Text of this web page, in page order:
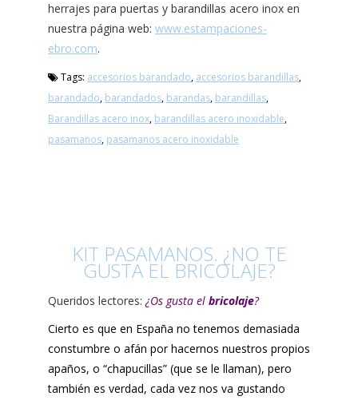
herrajes para puertas y barandillas acero inox en
nuestra página web: www.estampaciones-
ebro.com.
Tags: accesorios barandado, accesorios barandillas,
barandado, barandados, barandas, barandillas,
Barandillas acero inox, barandillas acero inoxidable,
pasamanos, pasamanos acero inoxidable
KIT PASAMANOS. ¿NO TE
GUSTA EL BRICOLAJE?
Queridos lectores: ¿Os gusta el bricolaje?
Cierto es que en España no tenemos demasiada
constumbre o afán por hacernos nuestros propios
apaños, o “chapucillas” (que se le llaman), pero
también es verdad, cada vez nos va gustando